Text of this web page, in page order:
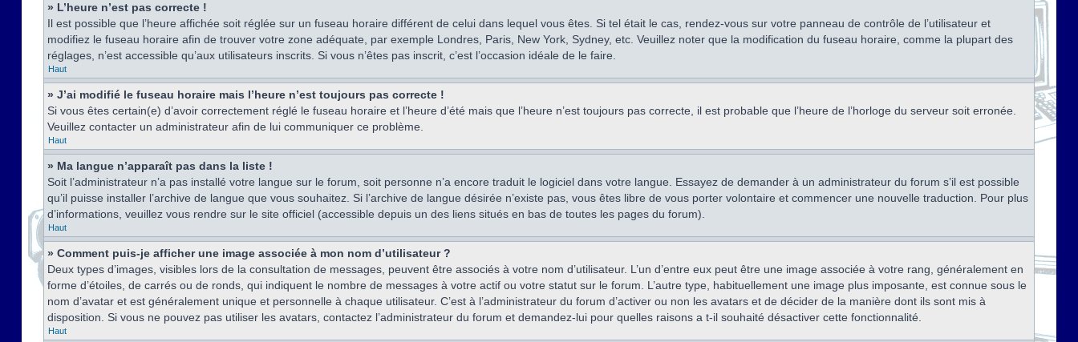
» L’heure n’est pas correcte !
Il est possible que l’heure affichée soit réglée sur un fuseau horaire différent de celui dans lequel vous êtes. Si tel était le cas, rendez-vous sur votre panneau de contrôle de l’utilisateur et
modifiez le fuseau horaire afin de trouver votre zone adéquate, par exemple Londres, Paris, New York, Sydney, etc. Veuillez noter que la modification du fuseau horaire, comme la plupart des
réglages, n’est accessible qu’aux utilisateurs inscrits. Si vous n’êtes pas inscrit, c’est l’occasion idéale de le faire.
Haut
» J’ai modifié le fuseau horaire mais l’heure n’est toujours pas correcte !
Si vous êtes certain(e) d’avoir correctement réglé le fuseau horaire et l’heure d’été mais que l’heure n’est toujours pas correcte, il est probable que l’heure de l’horloge du serveur soit erronée.
Veuillez contacter un administrateur afin de lui communiquer ce problème.
Haut
» Ma langue n’apparaît pas dans la liste !
Soit l’administrateur n’a pas installé votre langue sur le forum, soit personne n’a encore traduit le logiciel dans votre langue. Essayez de demander à un administrateur du forum s’il est possible
qu’il puisse installer l’archive de langue que vous souhaitez. Si l’archive de langue désirée n’existe pas, vous êtes libre de vous porter volontaire et commencer une nouvelle traduction. Pour plus
d’informations, veuillez vous rendre sur le site officiel (accessible depuis un des liens situés en bas de toutes les pages du forum).
Haut
» Comment puis-je afficher une image associée à mon nom d’utilisateur ?
Deux types d’images, visibles lors de la consultation de messages, peuvent être associés à votre nom d’utilisateur. L’un d’entre eux peut être une image associée à votre rang, généralement en
forme d’étoiles, de carrés ou de ronds, qui indiquent le nombre de messages à votre actif ou votre statut sur le forum. L’autre type, habituellement une image plus imposante, est connue sous le
nom d’avatar et est généralement unique et personnelle à chaque utilisateur. C’est à l’administrateur du forum d’activer ou non les avatars et de décider de la manière dont ils sont mis à
disposition. Si vous ne pouvez pas utiliser les avatars, contactez l’administrateur du forum et demandez-lui pour quelles raisons a t-il souhaité désactiver cette fonctionnalité.
Haut